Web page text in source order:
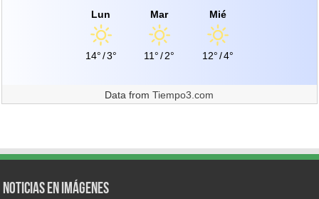
Lun
14°/3°
Mar
11° /2°
Mié
12°/4°
Data fromTiempo3.com
Noticias en Imágenes